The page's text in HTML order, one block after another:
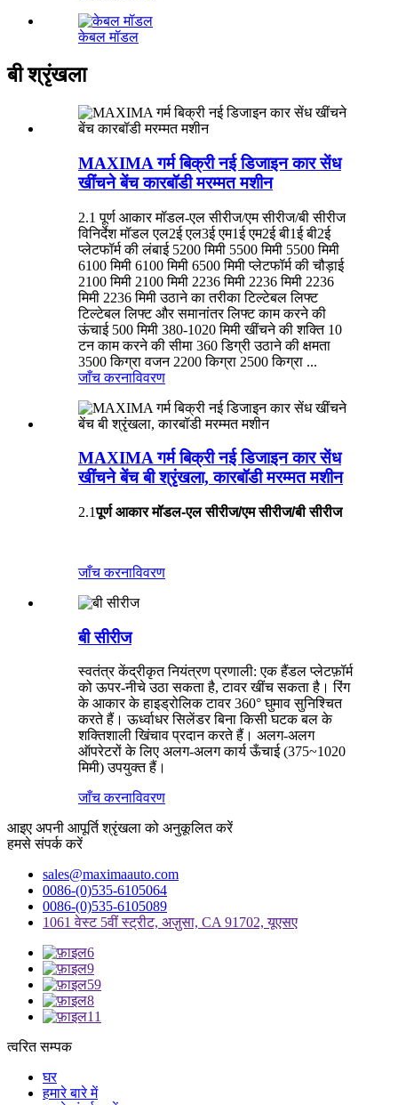
केबल मॉडल
बी श्रृंखला
MAXIMA गर्म बिक्री नई डिजाइन कार सेंध
खींचने बेंच कारबॉडी मरम्मत मशीन
2.1 पूर्ण आकार मॉडल-एल सीरीज/एम सीरीज/बी सीरीज
विनिर्देश मॉडल एल2ई एल3ई एम1ई एम2ई बी1ई बी2ई
प्लेटफॉर्म की लंबाई 5200 मिमी 5500 मिमी 5500 मिमी
6100 मिमी 6100 मिमी 6500 मिमी प्लेटफॉर्म की चौड़ाई
2100 मिमी 2100 मिमी 2236 मिमी 2236 मिमी 2236
मिमी 2236 मिमी उठाने का तरीका टिल्टेबल लिफ्ट
टिल्टेबल लिफ्ट और समानांतर लिफ्ट काम करने की
ऊंचाई 500 मिमी 380-1020 मिमी खींचने की शक्ति 10
टन काम करने की सीमा 360 डिग्री उठाने की क्षमता
3500 किग्रा वजन 2200 किग्रा 2500 किग्रा ...
जाँच करनाविवरण
MAXIMA गर्म बिक्री नई डिजाइन कार सेंध
खींचने बेंच बी श्रृंखला, कारबॉडी मरम्मत मशीन
2.1पूर्ण आकार मॉडल-एल सीरीज/एम सीरीज/बी सीरीज
जाँच करनाविवरण
बी सीरीज
स्वतंत्र केंद्रीकृत नियंत्रण प्रणाली: एक हैंडल प्लेटफ़ॉर्म
को ऊपर-नीचे उठा सकता है, टावर खींच सकता है। रिंग
के आकार के हाइड्रोलिक टावर 360° घुमाव सुनिश्चित
करते हैं। ऊर्ध्वाधर सिलेंडर बिना किसी घटक बल के
शक्तिशाली खिंचाव प्रदान करते हैं। अलग-अलग
ऑपरेटरों के लिए अलग-अलग कार्य ऊँचाई (375~1020
मिमी) उपयुक्त हैं।
जाँच करनाविवरण
आइए अपनी आपूर्ति श्रृंखला को अनुकूलित करें
हमसे संपर्क करें
sales@maximaauto.com
0086-(0)535-6105064
0086-(0)535-6105089
1061 वेस्ट 5वीं स्ट्रीट, अज़ुसा, CA 91702, यूएसए
त्वरित सम्पक
घर
हमारे बारे में